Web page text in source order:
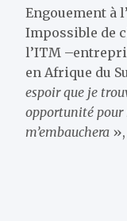
Engouement à
Impossible de
l’ITM
en Afrique du
espoir que je
opportunité pour
m’embauchera